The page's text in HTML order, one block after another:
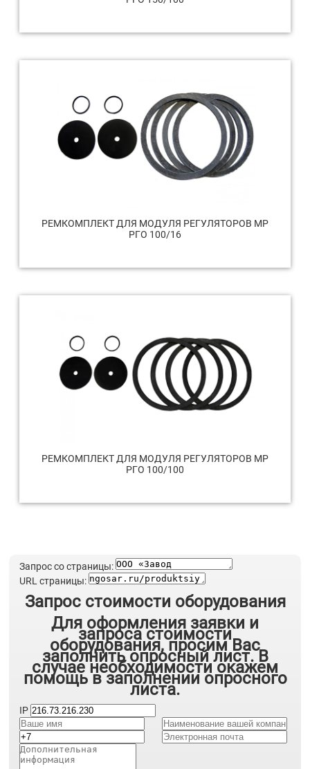
РЕМКОМПЛЕКТ ДЛЯ МОДУЛЯ РЕГУЛЯТОРОВ МР
РГО 100/16
РЕМКОМПЛЕКТ ДЛЯ МОДУЛЯ РЕГУЛЯТОРОВ МР
РГО 100/100
Запрос со страницы:
URL страницы:
Запрос стоимости оборудования
Для оформления заявки и
запроса стоимости
оборудования, просим Вас
заполнить опросный лист. В
случае необходимости окажем
помощь в заполнении опросного
листа.
IP